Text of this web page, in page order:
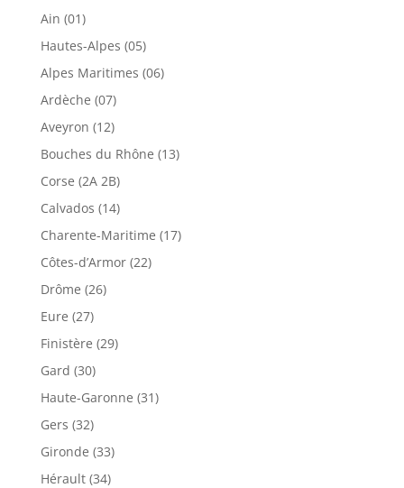
Ain (01)
Hautes-Alpes (05)
Alpes Maritimes (06)
Ardèche (07)
Aveyron (12)
Bouches du Rhône (13)
Corse (2A 2B)
Calvados (14)
Charente-Maritime (17)
Côtes-d’Armor (22)
Drôme (26)
Eure (27)
Finistère (29)
Gard (30)
Haute-Garonne (31)
Gers (32)
Gironde (33)
Hérault (34)